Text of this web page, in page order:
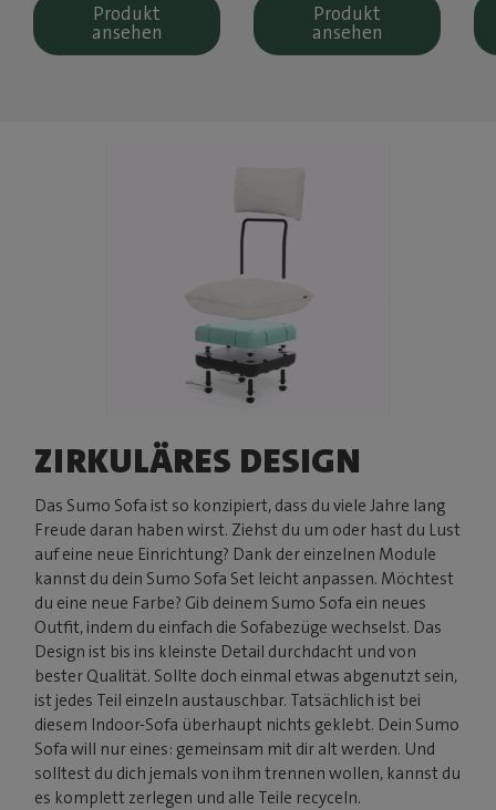
Produkt
ansehen
Produkt
ansehen
ZIRKULÄRES DESIGN
Das Sumo Sofa ist so konzipiert, dass du viele Jahre lang
Freude daran haben wirst. Ziehst du um oder hast du Lust
auf eine neue Einrichtung? Dank der einzelnen Module
kannst du dein Sumo Sofa Set leicht anpassen. Möchtest
du eine neue Farbe? Gib deinem Sumo Sofa ein neues
Outfit, indem du einfach die Sofabezüge wechselst. Das
Design ist bis ins kleinste Detail durchdacht und von
bester Qualität. Sollte doch einmal etwas abgenutzt sein,
ist jedes Teil einzeln austauschbar. Tatsächlich ist bei
diesem Indoor-Sofa überhaupt nichts geklebt. Dein Sumo
Sofa will nur eines: gemeinsam mit dir alt werden. Und
solltest du dich jemals von ihm trennen wollen, kannst du
es komplett zerlegen und alle Teile recyceln.